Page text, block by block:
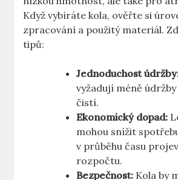
Když vybíráte kola, ověřte si
zpracování a použitý materiál.
tipů:
Jednoduchost
vyžadují méně údržby
čistí.
Ekonomický dopad:
mohou snížit
v průběhu času
rozpočtu.
Bezpečnost: Kola by